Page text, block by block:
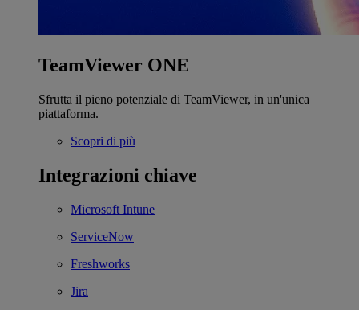
TeamViewer ONE
Sfrutta il pieno potenziale di TeamViewer, in un'unica
piattaforma.
Scopri di più
Integrazioni chiave
Microsoft Intune
ServiceNow
Freshworks
Jira